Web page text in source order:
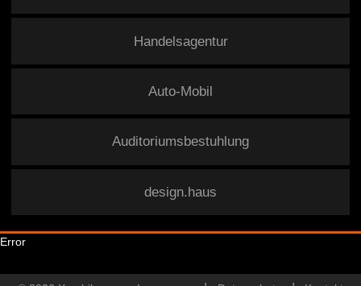
Handelsagentur
Auto-Mobil
Auditoriumsbestuhlung
design.haus
Error